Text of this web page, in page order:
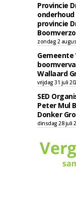
Provincie
provincie
zondag 2
Wallaard
vrijdag 31 juli
SED
Peter Mul
Donker
dinsdag 28 juli